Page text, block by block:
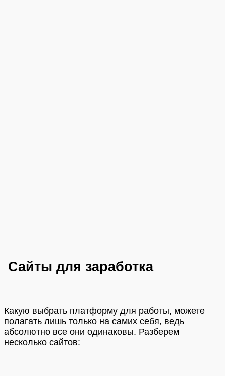
Сайты для заработка
Какую выбрать платформу для работы, можете
полагать лишь только на самих себя, ведь
абсолютно все они одинаковы. Разберем
несколько сайтов: